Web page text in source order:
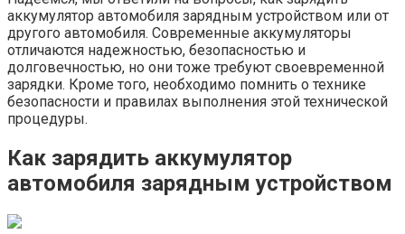
аккумулятор автомобиля зарядным устройством или от
другого автомобиля. Современные аккумуляторы
отличаются надежностью, безопасностью и
долговечностью, но они тоже требуют своевременной
зарядки. Кроме того, необходимо помнить о технике
безопасности и правилах выполнения этой технической
процедуры.
Как зарядить аккумулятор
автомобиля зарядным устройством